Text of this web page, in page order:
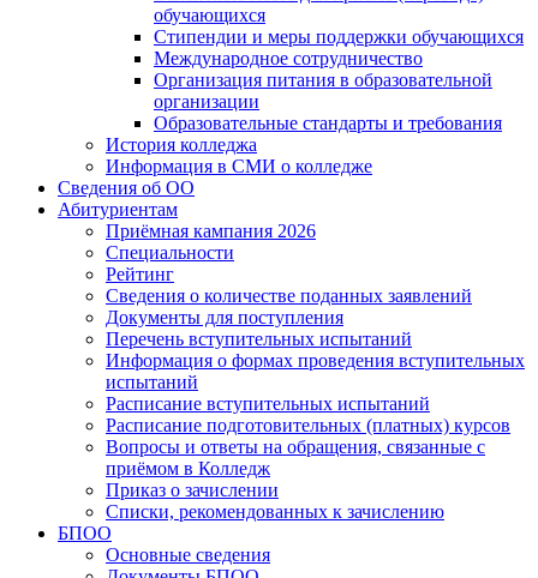
обучающихся
Стипендии и меры поддержки обучающихся
Международное сотрудничество
Организация питания в образовательной
организации
Образовательные стандарты и требования
История колледжа
Информация в СМИ о колледже
Сведения об ОО
Абитуриентам
Приёмная кампания 2026
Специальности
Рейтинг
Сведения о количестве поданных заявлений
Документы для поступления
Перечень вступительных испытаний
Информация о формах проведения вступительных
испытаний
Расписание вступительных испытаний
Расписание подготовительных (платных) курсов
Вопросы и ответы на обращения, связанные с
приёмом в Колледж
Приказ о зачислении
Списки, рекомендованных к зачислению
БПОО
Основные сведения